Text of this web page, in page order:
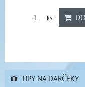
ks
TIPY NA DARČEKY